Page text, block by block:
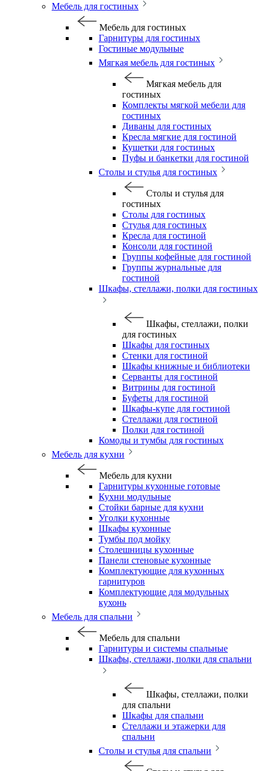
Мебель для гостиных
Мебель для гостиных
Гарнитуры для гостиных
Гостиные модульные
Мягкая мебель для гостиных
Мягкая мебель для
гостиных
Комплекты мягкой мебели для
гостиных
Диваны для гостиных
Кресла мягкие для гостиной
Кушетки для гостиных
Пуфы и банкетки для гостиной
Столы и стулья для гостиных
Столы и стулья для
гостиных
Столы для гостиных
Стулья для гостиных
Кресла для гостиной
Консоли для гостиной
Группы кофейные для гостиной
Группы журнальные для
гостиной
Шкафы, стеллажи, полки для гостиных
Шкафы, стеллажи, полки
для гостиных
Шкафы для гостиных
Стенки для гостиной
Шкафы книжные и библиотеки
Серванты для гостиной
Витрины для гостиной
Буфеты для гостиной
Шкафы-купе для гостиной
Стеллажи для гостиной
Полки для гостиной
Комоды и тумбы для гостиных
Мебель для кухни
Мебель для кухни
Гарнитуры кухонные готовые
Кухни модульные
Стойки барные для кухни
Уголки кухонные
Шкафы кухонные
Тумбы под мойку
Столешницы кухонные
Панели стеновые кухонные
Комплектующие для кухонных
гарнитуров
Комплектующие для модульных
кухонь
Мебель для спальни
Мебель для спальни
Гарнитуры и системы спальные
Шкафы, стеллажи, полки для спальни
Шкафы, стеллажи, полки
для спальни
Шкафы для спальни
Стеллажи и этажерки для
спальни
Столы и стулья для спальни